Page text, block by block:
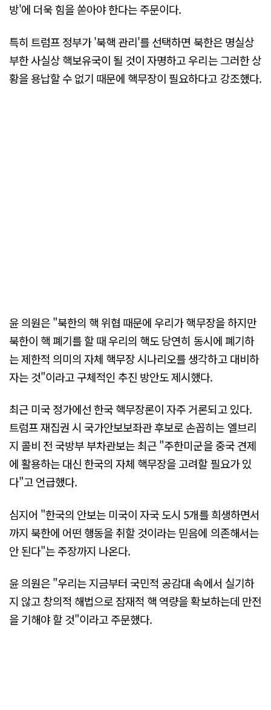
방'에 더욱 힘을 쏟아야 한다는 주문이다.
특히 트럼프 정부가 '북핵 관리'를 선택하면 북한은 명실상
부한 사실상 핵보유국이 될 것이 자명하고 우리는 그러한 상
황을 용납할 수 없기 때문에 핵무장이 필요하다고 강조했다.
윤 의원은 "북한의 핵 위협 때문에 우리가 핵무장을 하지만
북한이 핵 폐기를 할 때 우리의 핵도 당연히 동시에 폐기하
는 제한적 의미의 자체 핵무장 시나리오를 생각하고 대비하
자는 것"이라고 구체적인 추진 방안도 제시했다.
최근 미국 정가에선 한국 핵무장론이 자주 거론되고 있다.
트럼프 재집권 시 국가안보보좌관 후보로 손꼽히는 엘브리
지 콜비 전 국방부 부차관보는 최근 "주한미군을 중국 견제
에 활용하는 대신 한국의 자체 핵무장을 고려할 필요가 있
다"고 언급했다.
심지어 "한국의 안보는 미국이 자국 도시 5개를 희생하면서
까지 북한에 어떤 행동을 취할 것이라는 믿음에 의존해서는
안 된다"는 주장까지 나온다.
윤 의원은 "우리는 지금부터 국민적 공감대 속에서 실기하
지 않고 창의적 해법으로 잠재적 핵 역량을 확보하는데 만전
을 기해야 할 것"이라고 주문했다.